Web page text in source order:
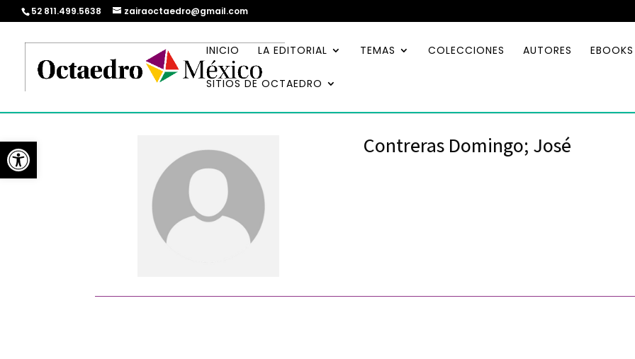
Abrir barra de herramientas
52 811.499.5638 zairaoctaedro@gmail.com
INICIO LA EDITORIAL TEMAS COLECCIONES AUTORES EBOOKS
SITIOS DE OCTAEDRO
Contreras Domingo; José